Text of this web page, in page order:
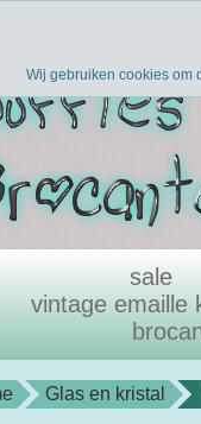
sale
vintage emaille
Glas en kristal
Wij gebruiken cookies om